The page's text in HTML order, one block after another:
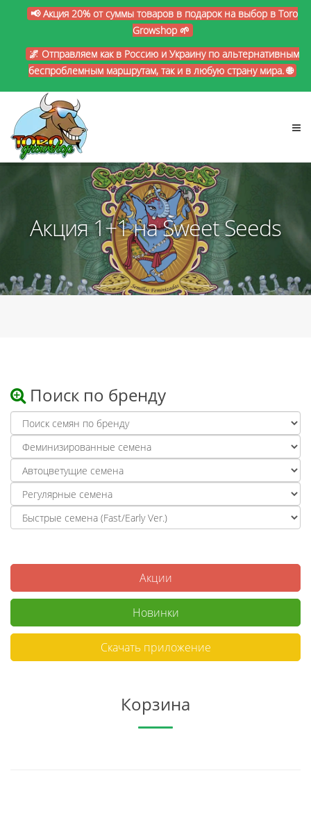
📢 Акция 20% от суммы товаров в подарок на выбор в Toro
Growshop 🌱
🌌 Отправляем как в Россию и Украину по альтернативным
беспроблемным маршрутам, так и в любую страну мира. 🌐
Акция 1+1 на Sweet Seeds
Поиск по бренду
Акции
Новинки
Скачать приложение
Корзина